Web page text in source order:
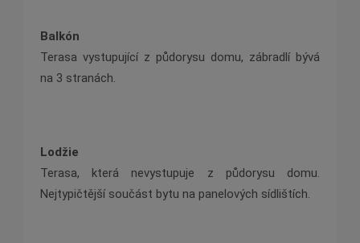
Balkón
Terasa vystupující z půdorysu domu, zábradlí bývá
na 3 stranách.
Lodžie
Terasa, která nevystupuje z půdorysu domu.
Nejtypičtější součást bytu na panelových sídlištích.